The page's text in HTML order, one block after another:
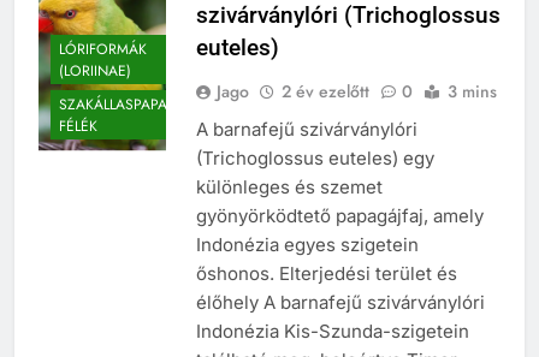
LÓRIFORMÁK
(LORIINAE)
SZAKÁLLASPAPAGÁJ
FÉLÉK
szivárványlóri (Trichoglossus
euteles)
Jago 2 év ezelőtt 0 3 mins
A barnafejű szivárványlóri
(Trichoglossus euteles) egy
különleges és szemet
gyönyörködtető papagájfaj, amely
Indonézia egyes szigetein
őshonos. Elterjedési terület és
élőhely A barnafejű szivárványlóri
Indonézia Kis-Szunda-szigetein